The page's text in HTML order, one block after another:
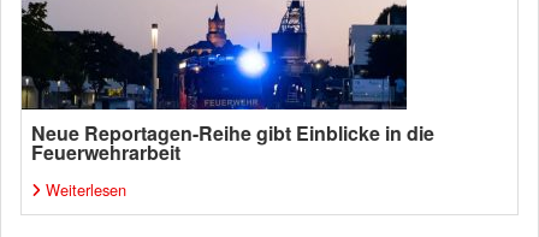
Neue Reportagen-Reihe gibt Einblicke in die
Feuerwehrarbeit
Weiterlesen